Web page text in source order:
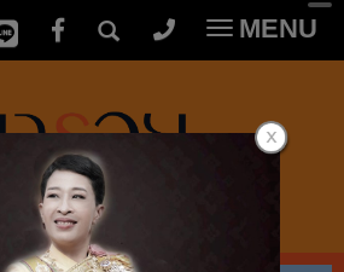
Toggle
MENU